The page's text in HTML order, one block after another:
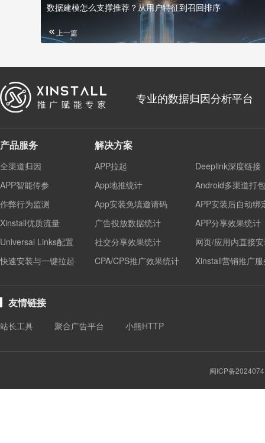
数据建模怎么支撑推荐？从用户特征到召回排序
上一篇
专业的数据归因分析平台
产品服务
全渠道归因
APP智能传参
作弊行为监测
Xinstall优质流量
Universal Links配置
快速安装与一键拉起
解决方案
APP拉起
Deeplink深度链接
App地推统计
Android多渠道打包
App安装免填邀请码
APP安装后自动绑
广告投放数据统计
APP分享效果统计
社交分享效果统计
网页/应用内直接
CPA/CPS推广效果统计
Xinstall营销推广
友情链接
站长工具 聚合广告平台 小熊HTTP
闽ICP备